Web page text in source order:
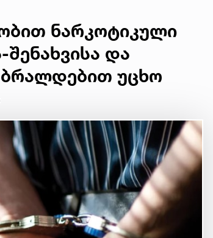
ნარკოტიკული
შენახვისა და
ბრალდებით უცხო